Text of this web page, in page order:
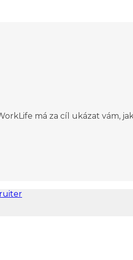
má za cíl ukázat vám,